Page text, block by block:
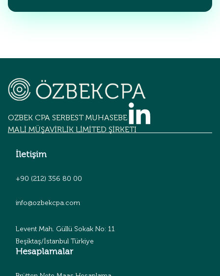
OZBEK CPA SERBEST MUHASEBECİLİK
MALİ MÜŞAVİRLİK LİMİTED ŞİRKETİ
İletişim
+90 (212) 356 80 00
info@ozbekcpa.com
Levent Mah. Güllü Sokak No: 11
Beşiktaş/İstanbul Türkiye
Hesaplamalar